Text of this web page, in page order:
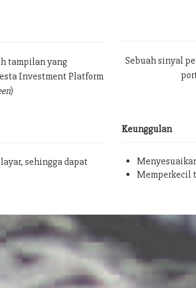
tampilan yang
Investment Platform
)
sehingga dapat
Sebuah sinyal
Keunggulan
Memperkecil